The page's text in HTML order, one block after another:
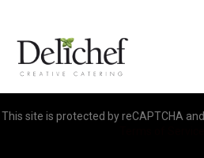
This site is protected by reCAPTCHA